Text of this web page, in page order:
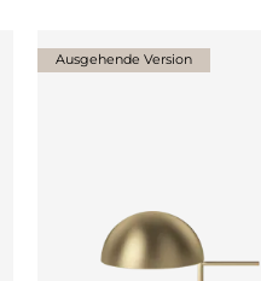
Ausgehende Version